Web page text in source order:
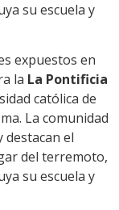
su escuela y
expuestos en
la La Pontificia
católica de
La comunidad
destacan el
del terremoto,
su escuela y